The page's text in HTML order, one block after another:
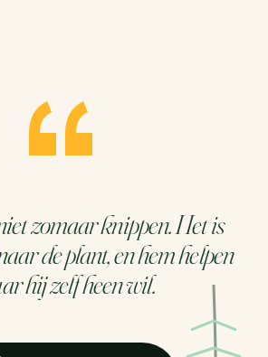
zomaar knippen. Het is
de plant, en hem helpen
hij zelf heen wil.